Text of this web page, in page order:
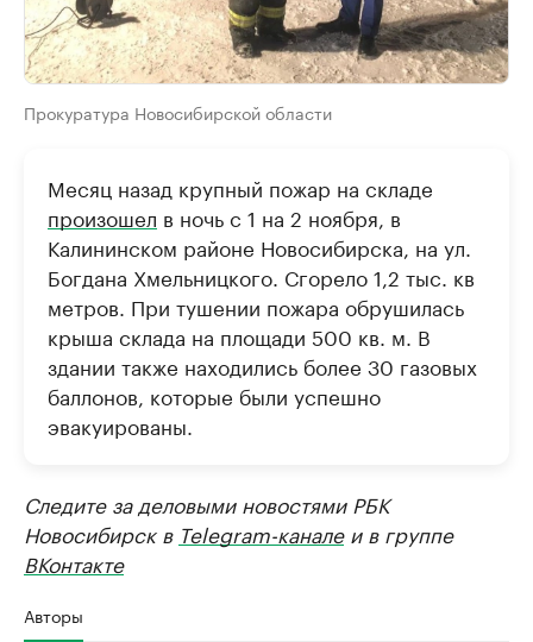
Прокуратура Новосибирской области
Месяц назад крупный пожар на складе
произошел в ночь с 1 на 2 ноября, в
Калининском районе Новосибирска, на ул.
Богдана Хмельницкого. Сгорело 1,2 тыс. кв
метров. При тушении пожара обрушилась
крыша склада на площади 500 кв. м. В
здании также находились более 30 газовых
баллонов, которые были успешно
эвакуированы.
Следите за деловыми новостями РБК
Новосибирск в Telegram-каналеи в группе
ВКонтакте
Авторы